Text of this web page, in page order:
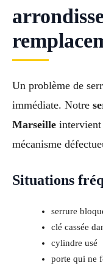
Un problème de
immédiate. Notre
Marseille intervient
mécanisme
Situations
serrure
clé cassée
cylindre usé
porte qui ne